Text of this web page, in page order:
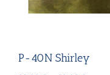
P-40N Shirley